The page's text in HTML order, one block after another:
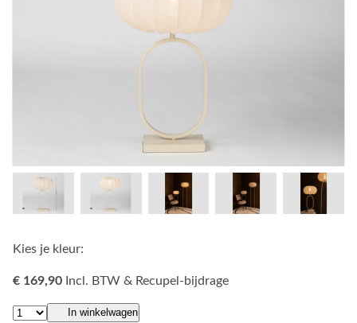
Kies je kleur:
€ 169,90 Incl. BTW & Recupel-bijdrage
In winkelwagen